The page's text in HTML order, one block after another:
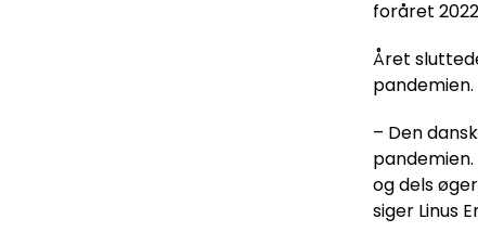
foråret
Året
pandemien.
– Den
og dels
siger Linus